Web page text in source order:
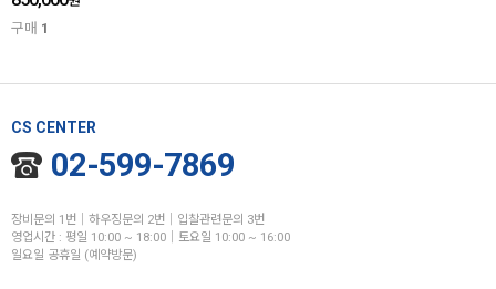
구매 1
CS CENTER
02-599-7869
장비문의 1번│하우징문의 2번│입찰관련문의 3번
영업시간 : 평일 10:00 ~ 18:00│토요일 10:00 ~ 16:00
일요일 공휴일 (예약방문)